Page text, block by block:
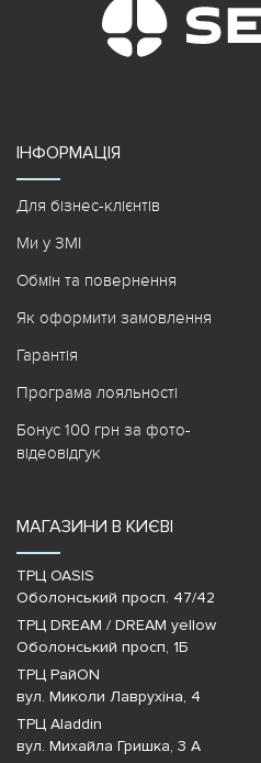
ІНФОРМАЦІЯ
Для бізнес-клієнтів
Ми у ЗМІ
Обмін та повернення
Як оформити замовлення
Гарантія
Програма лояльності
Бонус 100 грн за фото-
відеовідгук
МАГАЗИНИ В КИЄВІ
ТРЦ OASIS
Оболонський просп. 47/42
ТРЦ DREAM / DREAM yellow
Оболонський просп, 1Б
ТРЦ РайON
вул. Миколи Лаврухіна, 4
ТРЦ Aladdin
вул. Михайла Гришка, 3 А